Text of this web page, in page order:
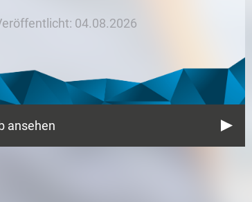
04.08.2026
ansehen